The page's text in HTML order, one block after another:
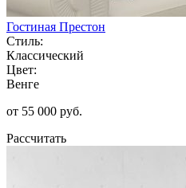
Гостиная Престон
Стиль:
Классический
Цвет:
Венге
от 55 000 руб.
Рассчитать